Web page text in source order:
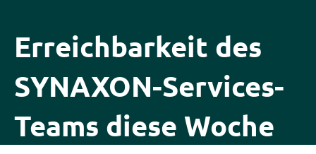
Erreichbarkeit des
SYNAXON-Services-
Teams diese Woche